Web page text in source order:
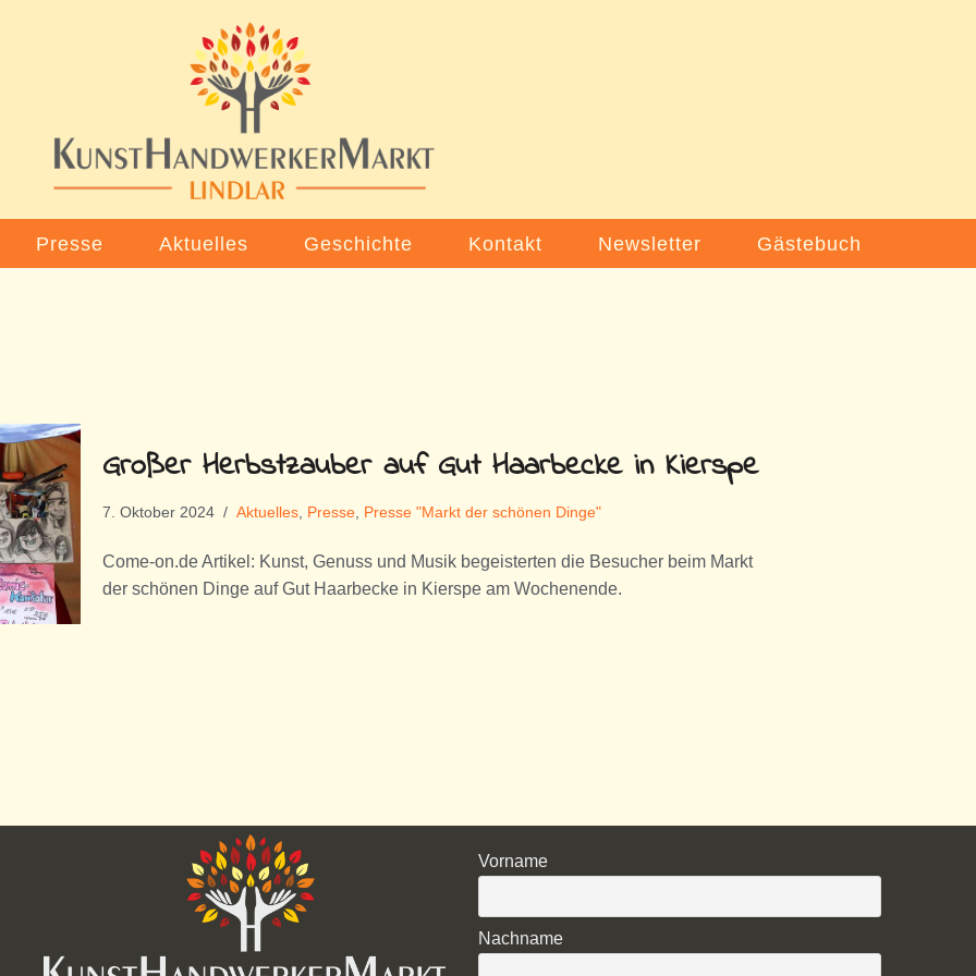
Presse Aktuelles Geschichte Kontakt Newsletter Gästebuch
Großer Herbstzauber auf Gut Haarbecke in Kierspe
7. Oktober 2024 Aktuelles, Presse, Presse "Markt der schönen Dinge"
Come-on.de Artikel: Kunst, Genuss und Musik begeisterten die Besucher beim Markt
der schönen Dinge auf Gut Haarbecke in Kierspe am Wochenende.
Vorname
Nachname